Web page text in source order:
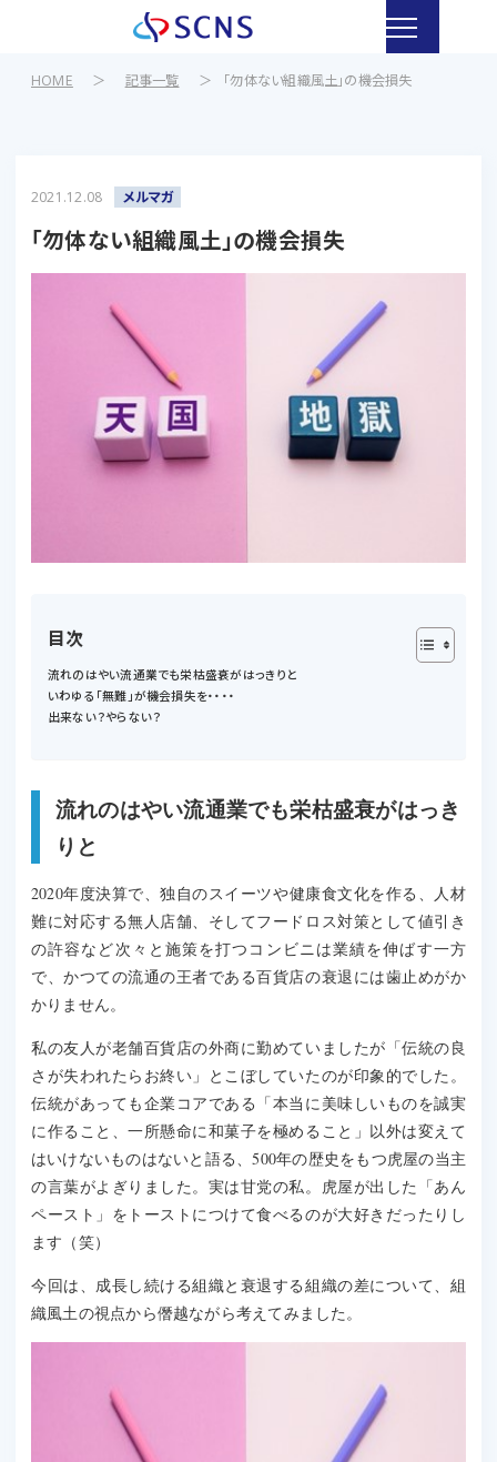
HOME ＞ 記事一覧 ＞ 「勿体ない組織風土」の機会損失
2021.12.08 メルマガ
「勿体ない組織風土」の機会損失
目次
流れのはやい流通業でも栄枯盛衰がはっきりと
いわゆる「無難」が機会損失を・・・・
出来ない？やらない？
流れのはやい流通業でも栄枯盛衰がはっき
りと
2020年度決算で、独自のスイーツや健康食文化を作る、人材
難に対応する無人店舗、そしてフードロス対策として値引き
の許容など次々と施策を打つコンビニは業績を伸ばす一方
で、かつての流通の王者である百貨店の衰退には歯止めがか
かりません。
私の友人が老舗百貨店の外商に勤めていましたが「伝統の良
さが失われたらお終い」とこぼしていたのが印象的でした。
伝統があっても企業コアである「本当に美味しいものを誠実
に作ること、一所懸命に和菓子を極めること」以外は変えて
はいけないものはないと語る、500年の歴史をもつ虎屋の当主
の言葉がよぎりました。実は甘党の私。虎屋が出した「あん
ペースト」をトーストにつけて食べるのが大好きだったりし
ます（笑）
今回は、成長し続ける組織と衰退する組織の差について、組
織風土の視点から僭越ながら考えてみました。